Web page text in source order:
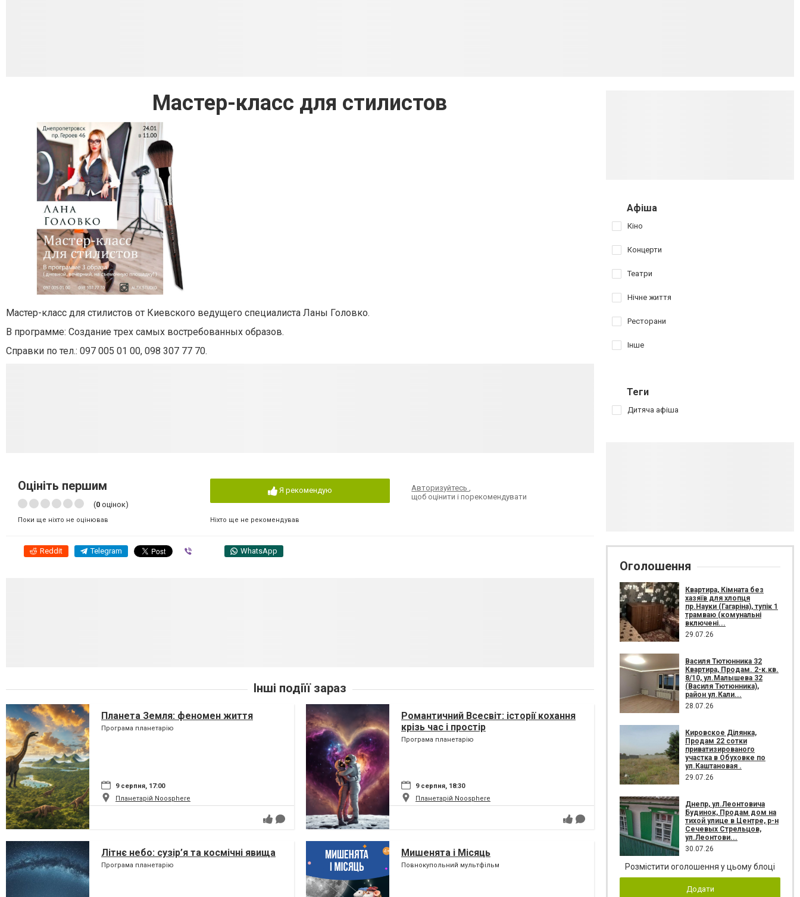
Мастер-класс для стилистов
Мастер-класс для стилистов от Киевского ведущего специалиста Ланы Головко.
В программе: Создание трех самых востребованных образов.
Справки по тел.: 097 005 01 00, 098 307 77 70.
Оцініть першим
(0 оцінок)
Поки ще ніхто не оцінював
Я рекомендую
Ніхто ще не рекомендував
Авторизуйтесь,
щоб оцінити і порекомендувати
Reddit Telegram WhatsApp
Інші подіїї зараз
Планета Земля: феномен життя
Програма планетарію
9 серпня, 17:00
Планетарій Noosphere
Романтичний Всесвіт: історії кохання
крізь час і простір
Програма планетарію
9 серпня, 18:30
Планетарій Noosphere
Літнє небо: сузір’я та космічні явища
Програма планетарію
Мишенята і Місяць
Повнокупольний мультфільм
Афіша
Кіно
Концерти
Театри
Нічне життя
Ресторани
Інше
Теги
Дитяча афіша
Оголошення
Квартира, Кімната без
хазяїв для хлопця
пр.Науки (Гагаріна), тупік 1
трамваю (комунальні
включені...
29.07.26
Василя Тютюнника 32
Квартира, Продам. 2-к.кв.
8/10, ул.Малышева 32
(Василя Тютюнника),
район ул.Кали...
28.07.26
Кировское Ділянка,
Продам 22 сотки
приватизированого
участка в Обуховке по
ул.Каштановая .
29.07.26
Днепр, ул.Леонтовича
Будинок, Продам дом на
тихой улице в Центре, р-н
Сечевых Стрельцов,
ул.Леонтови...
30.07.26
Розмістити оголошення у цьому блоці
Додати